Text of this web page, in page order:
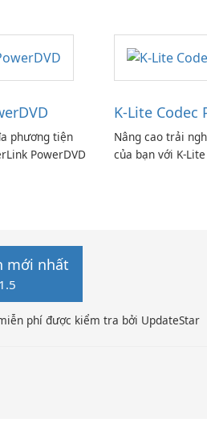
phương tiện
PowerDVD
K-Lite Codec
Nâng cao trải
của bạn với K-
mới nhất
phí được kiểm tra bởi UpdateStar